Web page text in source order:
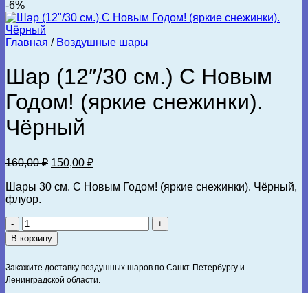
-6%
Главная / Воздушные шары
Шар (12″/30 см.) С Новым
Годом! (яркие снежинки).
Чёрный
160,00₽ Первоначальная
составляла
150,00 ₽Текущая
150,00 ₽.
Шары 30 см. С Новым Годом! (яркие снежинки). Чёрный,
флуор.
Количество
товара
Шар
см.)
С
В корзину
Закажите доставку воздушных шаров по Санкт-Петербургу и
Ленинградской области.